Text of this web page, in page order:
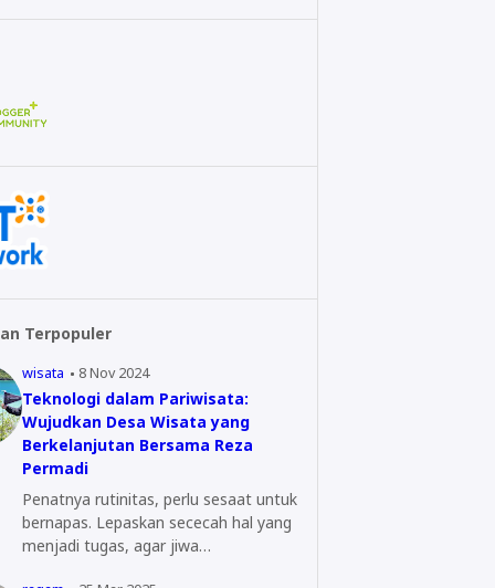
Terpopuler
wisata 8 Nov 2024
Teknologi dalam Pariwisata:
Wujudkan Desa Wisata yang
Berkelanjutan Bersama Reza
Permadi
Penatnya rutinitas, perlu sesaat untuk
bernapas. Lepaskan sececah hal yang
menjadi tugas, agar jiwa…